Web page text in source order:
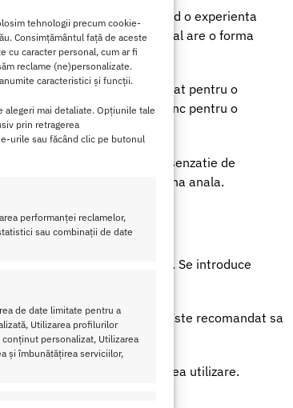
tehnologii precum cookie-
Consimțământul față de aceste
cu caracter personal, cum ar fi
reclame (ne)personalizate.
caracteristici și funcții.
alegeri mai detaliate. Opțiunile tale
prin retragerea
urile sau făcând clic pe butonul
performanței reclamelor,
sau combinații de date
de date limitate pentru a
Utilizarea profilurilor
personalizat, Utilizarea
și îmbunătățirea serviciilor,
in explorarea anala, oferind o experienta
de curatat, acest dus anal are o forma
de 1,9 cm este adaptat pentru o
ajunge suficient de adanc pentru o
actul sexual, oferind o senzatie de
pentru a-si ingriji zona anala.
pentru a evita disconfortul. Se introduce
si controlata.
o manevrare confortabila. Este recomandat sa
l igienizat pentru urmatoarea utilizare.
siguranta in utilizare.